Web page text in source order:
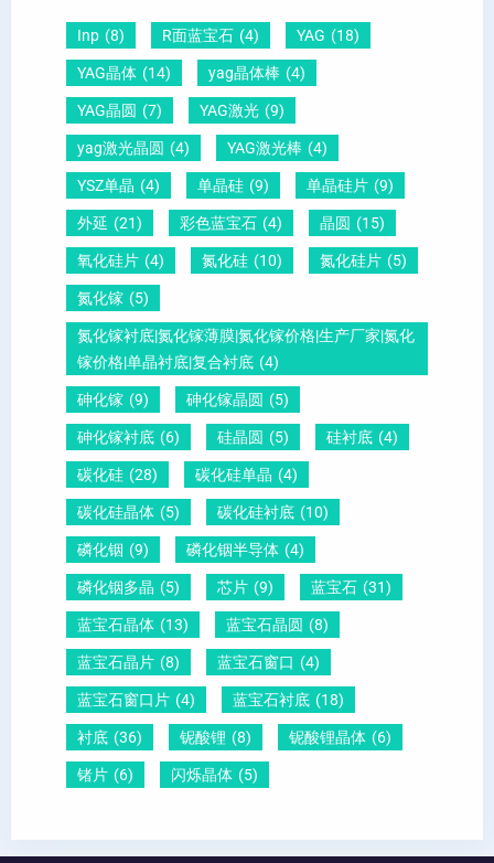
）
因
？
给
你
说
明
晶
向
1
1
0
怎
？
晶
Inp (8) R面蓝宝石 (4) YAG (18)
YAG晶体 (14) yag晶体棒 (4)
YAG晶圆 (7) YAG激光 (9)
yag激光晶圆 (4) YAG激光棒 (4)
YSZ单晶 (4) 单晶硅 (9) 单晶硅片 (9)
外延 (21) 彩色蓝宝石 (4) 晶圆 (15)
氧化硅片 (4) 氮化硅 (10) 氮化硅片 (5)
氮化镓 (5)
氮化镓衬底|氮化镓薄膜|氮化镓价格|生产厂家|氮化
镓价格|单晶衬底|复合衬底 (4)
砷化镓 (9) 砷化镓晶圆 (5)
砷化镓衬底 (6) 硅晶圆 (5) 硅衬底 (4)
碳化硅 (28) 碳化硅单晶 (4)
碳化硅晶体 (5) 碳化硅衬底 (10)
磷化铟 (9) 磷化铟半导体 (4)
磷化铟多晶 (5) 芯片 (9) 蓝宝石 (31)
蓝宝石晶体 (13) 蓝宝石晶圆 (8)
蓝宝石晶片 (8) 蓝宝石窗口 (4)
蓝宝石窗口片 (4) 蓝宝石衬底 (18)
衬底 (36) 铌酸锂 (8) 铌酸锂晶体 (6)
锗片 (6) 闪烁晶体 (5)